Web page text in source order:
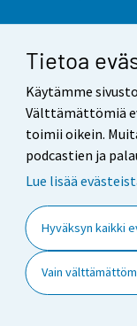
Tietoa
Käytämme
Välttämättömiä
toimii oikein.
podcastien ja
Lue lisää
Hyväksyn kaikki
Vain
Yhteystiedot
Palaute
Käyttöehdot
Saavutettavuus
Tietoa sivustosta
Evästeasetukset